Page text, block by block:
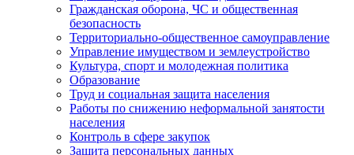
Гражданская оборона, ЧС и общественная
безопасность
Территориально-общественное самоуправление
Управление имуществом и землеустройство
Культура, спорт и молодежная политика
Образование
Труд и социальная защита населения
Работы по снижению неформальной занятости
населения
Контроль в сфере закупок
Защита персональных данных